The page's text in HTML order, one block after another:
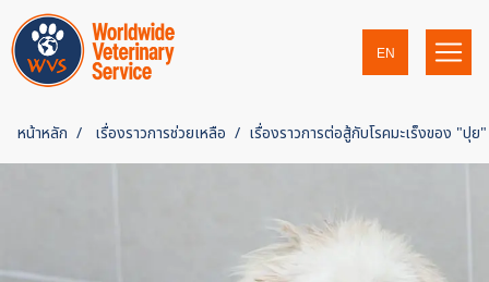
EN
หน้าหลัก เรื่องราวการช่วยเหลือ เรื่องราวการต่อสู้กับโรคมะเร็งของ "ปุย"